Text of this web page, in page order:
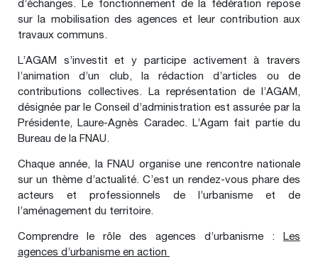
d’échanges. Le fonctionnement de la fédération repose
sur la mobilisation des agences et leur contribution aux
travaux communs.
L’AGAM s’investit et y participe activement à travers
l’animation d’un club, la rédaction d’articles ou de
contributions collectives. La représentation de l’AGAM,
désignée par le Conseil d’administration est assurée par la
Présidente, Laure-Agnès Caradec. L’Agam fait partie du
Bureau de la FNAU.
Chaque année, la FNAU organise une rencontre nationale
sur un thème d’actualité. C’est un rendez-vous phare des
acteurs et professionnels de l’urbanisme et de
l’aménagement du territoire.
Comprendre le rôle des agences d’urbanisme :
Les
agences d’urbanisme en action